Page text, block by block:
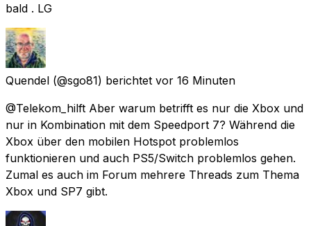
bald . LG
Quendel (@sgo81) berichtet vor 16 Minuten
@Telekom_hilft Aber warum betrifft es nur die Xbox und
nur in Kombination mit dem Speedport 7? Während die
Xbox über den mobilen Hotspot problemlos
funktionieren und auch PS5/Switch problemlos gehen.
Zumal es auch im Forum mehrere Threads zum Thema
Xbox und SP7 gibt.